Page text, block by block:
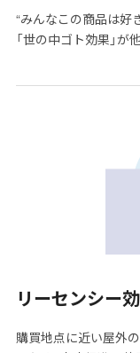
“みんなこの商品は好
「世の中ゴト効果」
リーセンシー
購買地点に近い屋外